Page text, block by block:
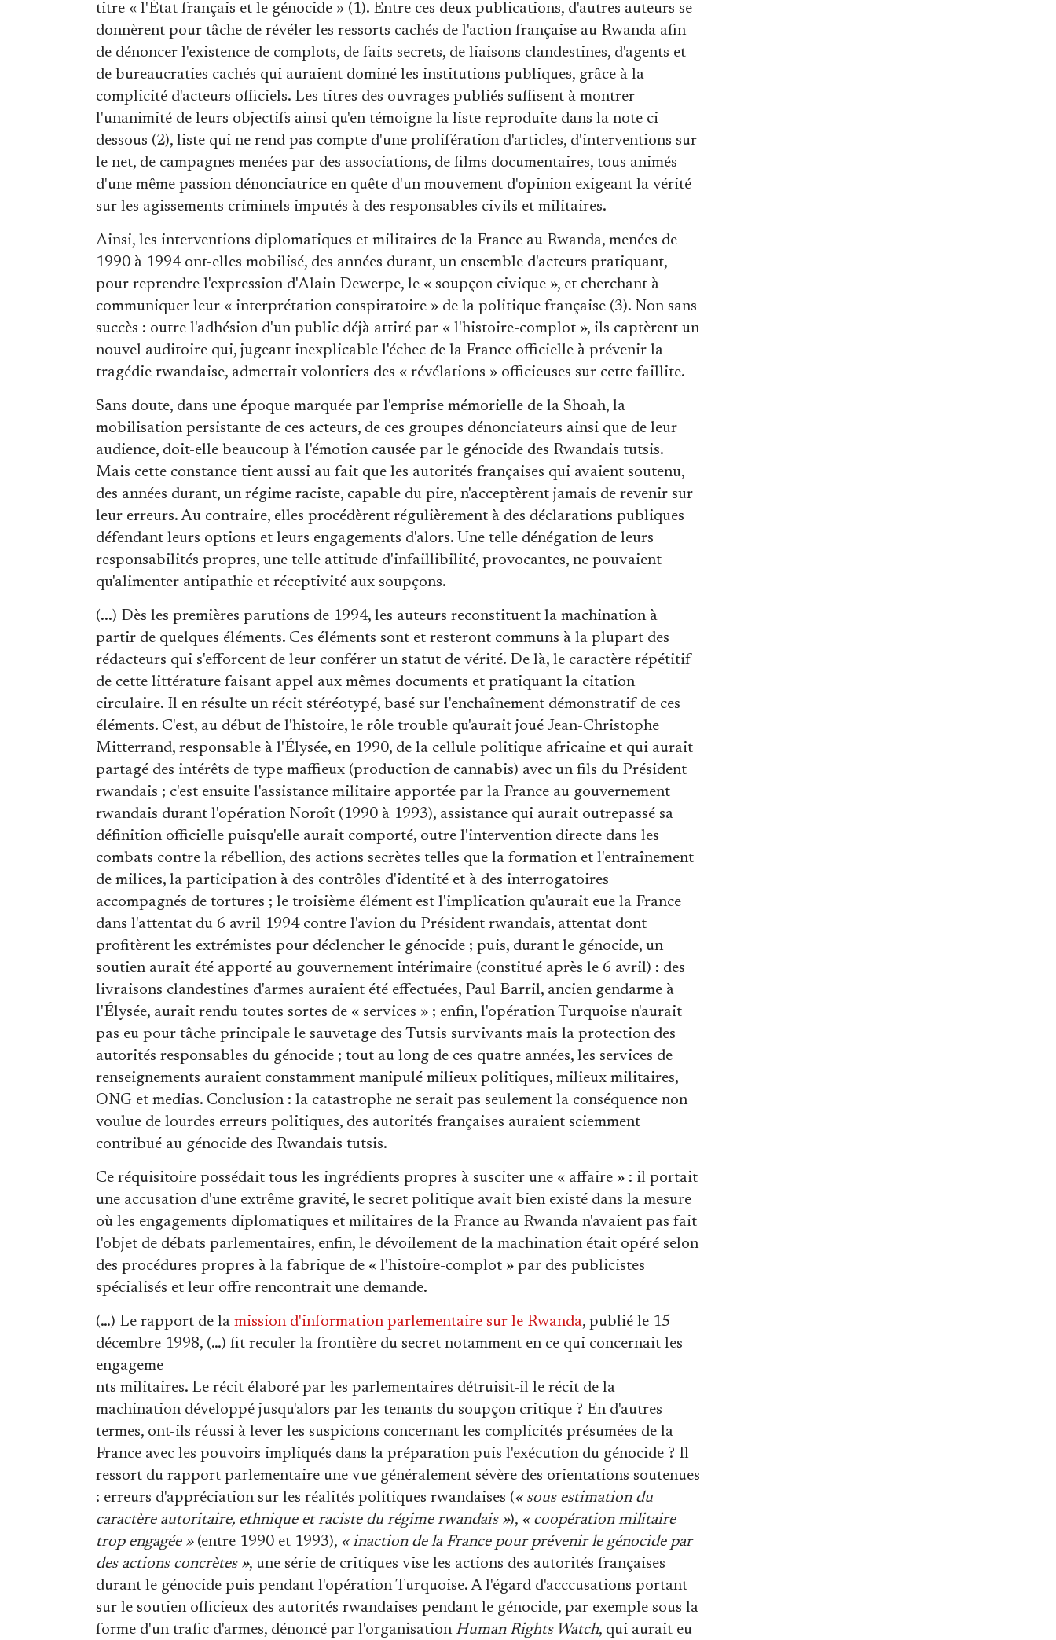
titre « l'État français et le génocide » (1). Entre ces deux publications, d'autres auteurs se
donnèrent pour tâche de révéler les ressorts cachés de l'action française au Rwanda afin
de dénoncer l'existence de complots, de faits secrets, de liaisons clandestines, d'agents et
de bureaucraties cachés qui auraient dominé les institutions publiques, grâce à la
complicité d'acteurs officiels. Les titres des ouvrages publiés suffisent à montrer
l'unanimité de leurs objectifs ainsi qu'en témoigne la liste reproduite dans la note ci-
dessous (2), liste qui ne rend pas compte d'une prolifération d'articles, d'interventions sur
le net, de campagnes menées par des associations, de films documentaires, tous animés
d'une même passion dénonciatrice en quête d'un mouvement d'opinion exigeant la vérité
sur les agissements criminels imputés à des responsables civils et militaires.
Ainsi, les interventions diplomatiques et militaires de la France au Rwanda, menées de
1990 à 1994 ont-elles mobilisé, des années durant, un ensemble d'acteurs pratiquant,
pour reprendre l'expression d'Alain Dewerpe, le « soupçon civique », et cherchant à
communiquer leur « interprétation conspiratoire » de la politique française (3). Non sans
succès : outre l'adhésion d'un public déjà attiré par « l'histoire-complot », ils captèrent un
nouvel auditoire qui, jugeant inexplicable l'échec de la France officielle à prévenir la
tragédie rwandaise, admettait volontiers des « révélations » officieuses sur cette faillite.
Sans doute, dans une époque marquée par l'emprise mémorielle de la Shoah, la
mobilisation persistante de ces acteurs, de ces groupes dénonciateurs ainsi que de leur
audience, doit-elle beaucoup à l'émotion causée par le génocide des Rwandais tutsis.
Mais cette constance tient aussi au fait que les autorités françaises qui avaient soutenu,
des années durant, un régime raciste, capable du pire, n'acceptèrent jamais de revenir sur
leur erreurs. Au contraire, elles procédèrent régulièrement à des déclarations publiques
défendant leurs options et leurs engagements d'alors. Une telle dénégation de leurs
responsabilités propres, une telle attitude d'infaillibilité, provocantes, ne pouvaient
qu'alimenter antipathie et réceptivité aux soupçons.
(...) Dès les premières parutions de 1994, les auteurs reconstituent la machination à
partir de quelques éléments. Ces éléments sont et resteront communs à la plupart des
rédacteurs qui s'efforcent de leur conférer un statut de vérité. De là, le caractère répétitif
de cette littérature faisant appel aux mêmes documents et pratiquant la citation
circulaire. Il en résulte un récit stéréotypé, basé sur l'enchaînement démonstratif de ces
éléments. C'est, au début de l'histoire, le rôle trouble qu'aurait joué Jean-Christophe
Mitterrand, responsable à l'Élysée, en 1990, de la cellule politique africaine et qui aurait
partagé des intérêts de type maffieux (production de cannabis) avec un fils du Président
rwandais ; c'est ensuite l'assistance militaire apportée par la France au gouvernement
rwandais durant l'opération Noroît (1990 à 1993), assistance qui aurait outrepassé sa
définition officielle puisqu'elle aurait comporté, outre l'intervention directe dans les
combats contre la rébellion, des actions secrètes telles que la formation et l'entraînement
de milices, la participation à des contrôles d'identité et à des interrogatoires
accompagnés de tortures ; le troisième élément est l'implication qu'aurait eue la France
dans l'attentat du 6 avril 1994 contre l'avion du Président rwandais, attentat dont
profitèrent les extrémistes pour déclencher le génocide ; puis, durant le génocide, un
soutien aurait été apporté au gouvernement intérimaire (constitué après le 6 avril) : des
livraisons clandestines d'armes auraient été effectuées, Paul Barril, ancien gendarme à
l'Élysée, aurait rendu toutes sortes de « services » ; enfin, l'opération Turquoise n'aurait
pas eu pour tâche principale le sauvetage des Tutsis survivants mais la protection des
autorités responsables du génocide ; tout au long de ces quatre années, les services de
renseignements auraient constamment manipulé milieux politiques, milieux militaires,
ONG et medias. Conclusion : la catastrophe ne serait pas seulement la conséquence non
voulue de lourdes erreurs politiques, des autorités françaises auraient sciemment
contribué au génocide des Rwandais tutsis.
Ce réquisitoire possédait tous les ingrédients propres à susciter une « affaire » : il portait
une accusation d'une extrême gravité, le secret politique avait bien existé dans la mesure
où les engagements diplomatiques et militaires de la France au Rwanda n'avaient pas fait
l'objet de débats parlementaires, enfin, le dévoilement de la machination était opéré selon
des procédures propres à la fabrique de « l'histoire-complot » par des publicistes
spécialisés et leur offre rencontrait une demande.
(…) Le rapport de la mission d'information parlementaire sur le Rwanda, publié le 15
décembre 1998, (…) fit reculer la frontière du secret notamment en ce qui concernait les
engageme
nts militaires. Le récit élaboré par les parlementaires détruisit-il le récit de la
machination développé jusqu'alors par les tenants du soupçon critique ? En d'autres
termes, ont-ils réussi à lever les suspicions concernant les complicités présumées de la
France avec les pouvoirs impliqués dans la préparation puis l'exécution du génocide ? Il
ressort du rapport parlementaire une vue généralement sévère des orientations soutenues
: erreurs d'appréciation sur les réalités politiques rwandaises (« sous estimation du
caractère autoritaire, ethnique et raciste du régime rwandais »), « coopération militaire
trop engagée »(entre 1990 et 1993), « inaction de la France pour prévenir le génocide par
des actions concrètes », une série de critiques vise les actions des autorités françaises
durant le génocide puis pendant l'opération Turquoise. A l'égard d'acccusations portant
sur le soutien officieux des autorités rwandaises pendant le génocide, par exemple sous la
forme d'un trafic d'armes, dénoncé par l'organisation Human Rights Watch, qui aurait eu